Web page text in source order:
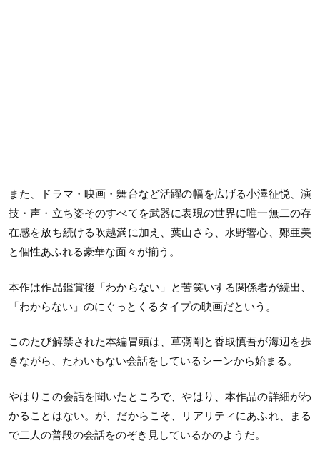
また、ドラマ・映画・舞台など活躍の幅を広げる小澤征悦、演
技・声・立ち姿そのすべてを武器に表現の世界に唯一無二の存
在感を放ち続ける吹越満に加え、葉山さら、水野響心、鄭亜美
と個性あふれる豪華な面々が揃う。
本作は作品鑑賞後「わからない」と苦笑いする関係者が続出、
「わからない」のにぐっとくるタイプの映画だという。
このたび解禁された本編冒頭は、草彅剛と香取慎吾が海辺を歩
きながら、たわいもない会話をしているシーンから始まる。
やはりこの会話を聞いたところで、やはり、本作品の詳細がわ
かることはない。が、だからこそ、リアリティにあふれ、まる
で二人の普段の会話をのぞき見しているかのようだ。